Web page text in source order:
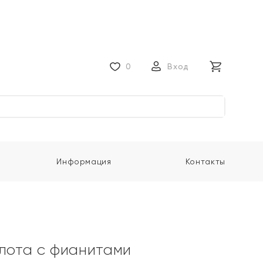
0 Вход
Информация Контакты
с фианитами